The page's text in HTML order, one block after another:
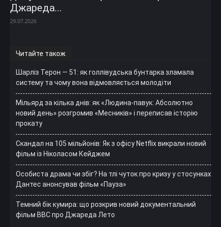
Джареда...
29.07.2026
Читайте також
Шарліз Терон — 51: як голлівудська бунтарка зламала
систему та чому вона відмовляється молодіти
Мільярд за кілька днів: як «Людина-павук: Абсолютно
новий день» розгромив «Месників» і переписав історію
прокату
Скандал на 105 мільйонів: Як з офісу Netflix викрали новий
фільм із Ніколасом Кейджем
Особиста драма чи збіг? На тлі чуток про кризу у стосунках
Дантес анонсував фільм «Пауза»
Темний бік кумира: що розкрив новий документальний
фільм ВВС про Джареда Лето